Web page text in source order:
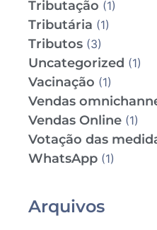
Tributação (1)
Tributária (1)
Tributos (3)
Uncategorized (1)
Vacinação (1)
Vendas
Vendas Online (1)
Votação das
WhatsApp (1)
Arquivos